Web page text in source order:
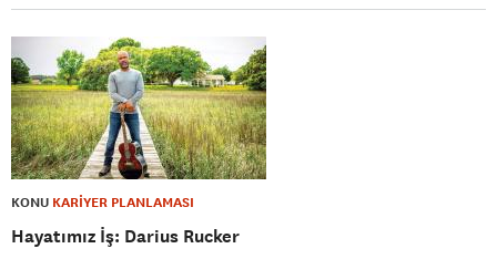
KONU KARİYER PLANLAMASI
Hayatımız İş: Darius Rucker